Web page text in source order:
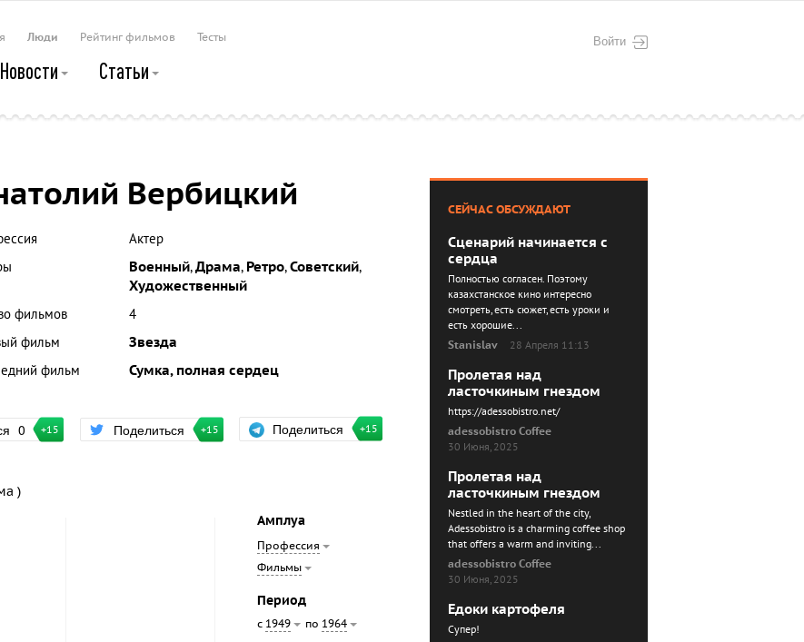
Войти
Люди Рейтинг фильмов Тесты
Новости Статьи
Вербицкий
Актер
Военный,Драма, Ретро,Советский,
Художественный
фильмов
4
фильм
Звезда
фильм
Сумка, полная сердец
0 +15 Поделиться +15 Поделиться +15
)
Амплуа
Профессия
Фильмы
Период
с 1949 по 1964
СЕЙЧАС ОБСУЖДАЮТ
Сценарий начинается с
сердца
Полностью согласен. Поэтому
казахстанское кино интересно
смотреть, есть сюжет, есть уроки и
есть хорошие...
Stanislav
28 Апреля 11:13
Пролетая над
ласточкиным гнездом
https://adessobistro.net/
adessobistro Coffee
30 Июня, 2025
Пролетая над
ласточкиным гнездом
Nestled in the heart of the city,
Adessobistro is a charming coffee shop
that offers a warm and inviting...
adessobistro Coffee
30 Июня, 2025
Едоки картофеля
Cупер!